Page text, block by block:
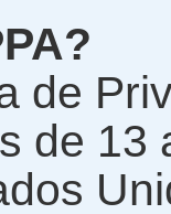
de
de 13